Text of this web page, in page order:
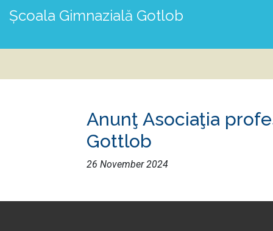
Școala Gimnazială Gotlob
Anunţ Asociaţia
Gottlob
26 November 2024